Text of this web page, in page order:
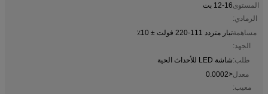
المستوى
الرمادي:
12-16 بت
مساهمة
الجهد:
تيار متردد 111-220 فولت ± 10٪
طلب:شاشة LED للأحداث الحية
معدل
معيب:
<0.0002